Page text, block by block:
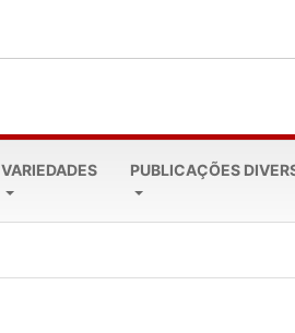
VARIEDADES PUBLICAÇÕES